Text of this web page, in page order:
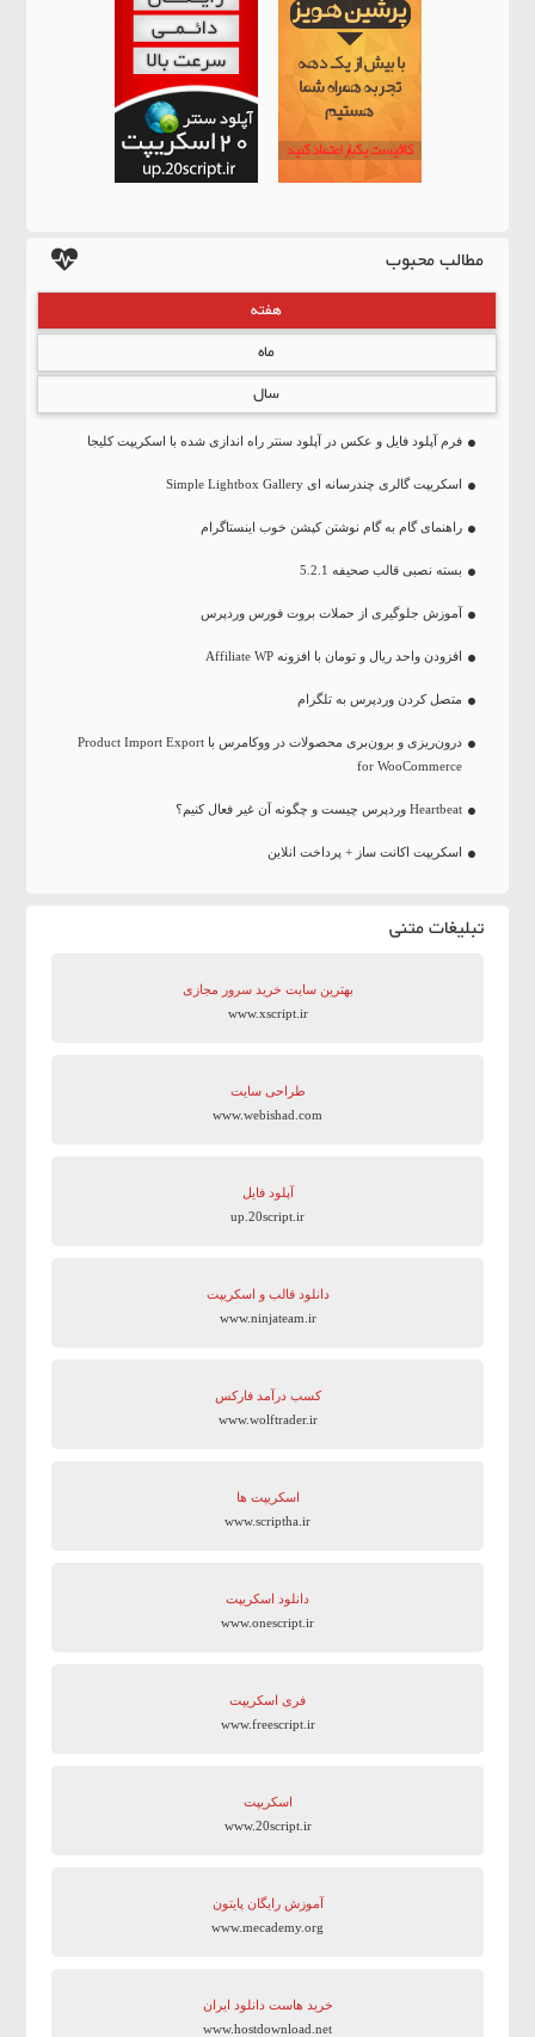
مطالب محبوب
هفته
ماه
سال
فرم آپلود فایل و عکس در آپلود سنتر راه اندازی شده با اسکریپت کلیجا
اسکریپت گالری چندرسانه ای Simple Lightbox Gallery
راهنمای گام به گام نوشتن کپشن خوب اینستاگرام
بسته نصبی قالب صحیفه 5.2.1
آموزش جلوگیری از حملات بروت فورس وردپرس
افزودن واحد ریال و تومان با افزونه Affiliate WP
متصل کردن وردپرس به تلگرام
درون‌ریزی و برون‌بری محصولات در ووکامرس با Product Import Export
for WooCommerce
Heartbeat وردپرس چیست و چگونه آن غیر فعال کنیم؟
اسکریپت اکانت ساز + پرداخت انلاین
تبلیغات متنی
بهترین سایت‌ خرید سرور مجازی
www.xscript.ir
طراحی سایت
www.webishad.com
آپلود فایل
up.20script.ir
دانلود قالب و اسکریپت
www.ninjateam.ir
کسب درآمد فارکس
www.wolftrader.ir
اسکریپت ها
www.scriptha.ir
دانلود اسکریپت
www.onescript.ir
فری اسکریپت
www.freescript.ir
اسکریپت
www.20script.ir
آموزش رایگان پایتون
www.mecademy.org
خرید هاست دانلود ایران
www.hostdownload.net